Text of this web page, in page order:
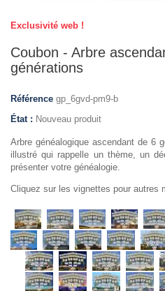
Exclusivité web !
Coubon - Arbre
générations
Référence gp_6gvd-pm9-b
État : Nouveau produit
Arbre généalogique ascendant de 6
illustré qui rappelle un thème, un
présenter votre généalogie.
Cliquez sur les vignettes pour autres